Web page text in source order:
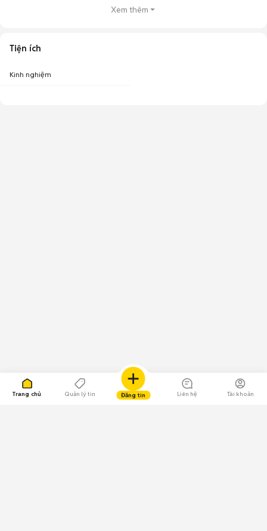
Trang chủ Quản lý tin Đăng tin Liên hệ Tài khoản
Xem thêm
Tiện ích
Kinh nghiệm